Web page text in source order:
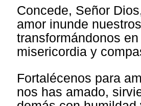
Concede, Señor
amor inunde
transformándonos
misericordia y
Fortalécenos para
nos has amado,